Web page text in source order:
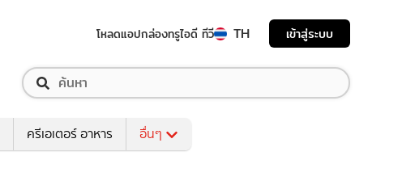
โหลดแอปกล่องทรูไอดี ทีวี TH เข้าสู่ระบบ
ครีเอเตอร์ อาหาร อื่นๆ